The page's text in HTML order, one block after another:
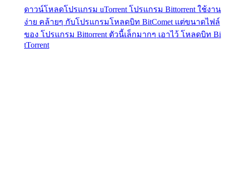
ดาวน์โหลดโปรแกรม uTorrent โปรแกรม Bittorrent ใช้งาน
ง่าย คล้ายๆ กับโปรแกรมโหลดบิท BitComet แต่ขนาดไฟล์
ของ โปรแกรม Bittorrent ตัวนี้เล็กมากๆ เอาไว้ โหลดบิท Bi
tTorrent